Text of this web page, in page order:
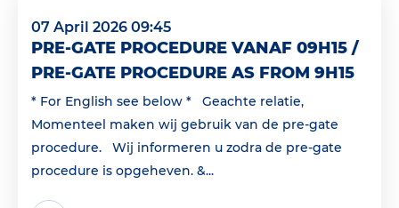
07 April 2026 09:45
PRE-GATE PROCEDURE VANAF 09H15 /
PRE-GATE PROCEDURE AS FROM 9H15
* For English see below * Geachte relatie,
Momenteel maken wij gebruik van de pre-gate
procedure. Wij informeren u zodra de pre-gate
procedure is opgeheven. &...